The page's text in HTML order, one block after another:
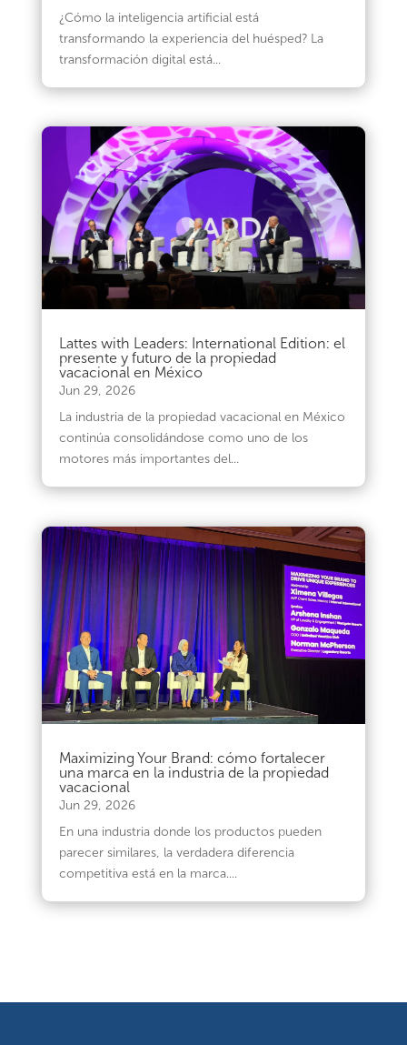
¿Cómo la inteligencia artificial está
transformando la experiencia del huésped? La
transformación digital está...
Lattes with Leaders: International Edition: el
presente y futuro de la propiedad
vacacional en México
Jun 29, 2026
La industria de la propiedad vacacional en México
continúa consolidándose como uno de los
motores más importantes del...
Maximizing Your Brand: cómo fortalecer
una marca en la industria de la propiedad
vacacional
Jun 29, 2026
En una industria donde los productos pueden
parecer similares, la verdadera diferencia
competitiva está en la marca....